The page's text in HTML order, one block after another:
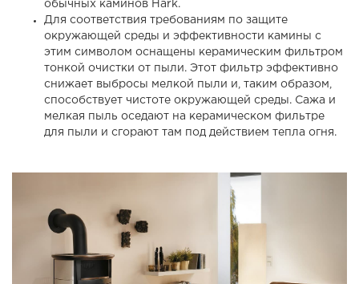
обычных каминов Hark.
Для соответствия требованиям по защите
окружающей среды и эффективности камины с
этим символом оснащены керамическим фильтром
тонкой очистки от пыли. Этот фильтр эффективно
снижает выбросы мелкой пыли и, таким образом,
способствует чистоте окружающей среды. Сажа и
мелкая пыль оседают на керамическом фильтре
для пыли и сгорают там под действием тепла огня.